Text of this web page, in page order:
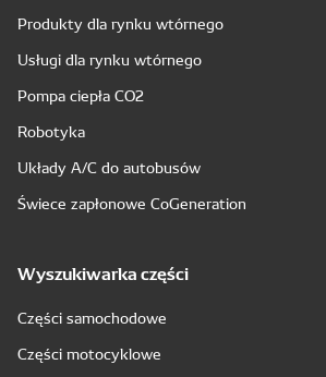
Produkty dla rynku wtórnego
Usługi dla rynku wtórnego
Pompa ciepła CO2
Robotyka
Układy A/C do autobusów
Świece zapłonowe CoGeneration
Wyszukiwarka części
Części samochodowe
Części motocyklowe